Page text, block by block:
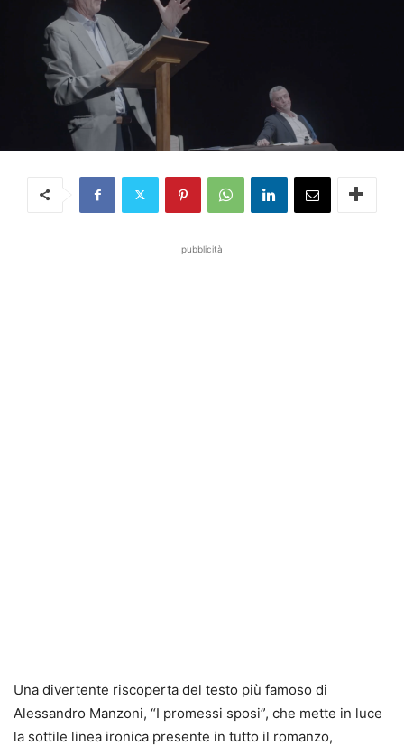
pubblicità
Una divertente riscoperta del testo più famoso di
Alessandro Manzoni, “I promessi sposi”, che mette in luce
la sottile linea ironica presente in tutto il romanzo,